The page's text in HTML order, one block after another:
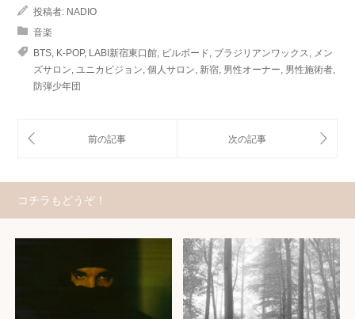
投稿者: NADIO
音楽
BTS K-POP, LABI新宿東口館 ビルボード ブラジリアンワックス
メン
ズサロン
ユニカビジョン 個人サロン 新宿 男性オーナー 男性施術者
防弾少年団
コチラもどうぞ！